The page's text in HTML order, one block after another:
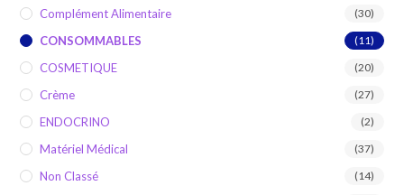
Complément Alimentaire (30)
CONSOMMABLES (11)
COSMETIQUE (20)
Crème (27)
ENDOCRINO (2)
Matériel Médical (37)
Non Classé (14)